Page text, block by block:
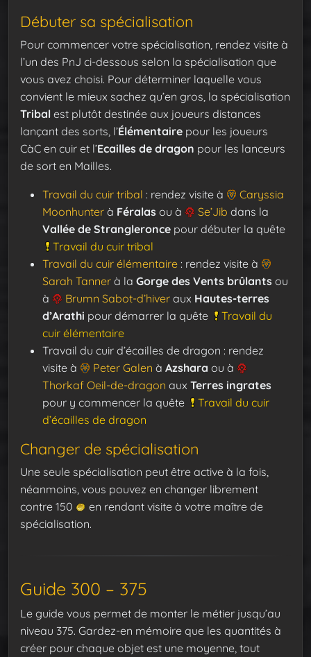
Débuter sa spécialisation
Pour commencer votre spécialisation, rendez visite à
l’un des PnJ ci-dessous selon la spécialisation que
vous avez choisi. Pour déterminer laquelle vous
convient le mieux sachez qu’en gros, la spécialisation
Tribal est plutôt destinée aux joueurs distances
lançant des sorts, l’Élémentaire pour les joueurs
CàC en cuir et l’Ecailles de dragon pour les lanceurs
de sort en Mailles.
Travail du cuir tribal : rendez visite à
Caryssia
Moonhunter à Féralas ou à Se’Jib dans la
Vallée de Strangleronce pour débuter la quête
Travail du cuir tribal
Travail du cuir élémentaire : rendez visite à
Sarah Tanner à la Gorge des Vents brûlants ou
à
Brumn Sabot-d’hiver aux Hautes-terres
d’Arathi pour démarrer la quête
Travail du
cuir élémentaire
Travail du cuir d’écailles de dragon : rendez
visite à
Peter Galen à Azshara ou à
Thorkaf Oeil-de-dragon aux Terres ingrates
pour y commencer la quête
Travail du cuir
d’écailles de dragon
Changer de spécialisation
Une seule spécialisation peut être active à la fois,
néanmoins, vous pouvez en changer librement
contre 150
en rendant visite à votre maître de
spécialisation.
Guide 300 – 375
Le guide vous permet de monter le métier jusqu’au
niveau 375. Gardez-en mémoire que les quantités à
créer pour chaque objet est une moyenne, tout